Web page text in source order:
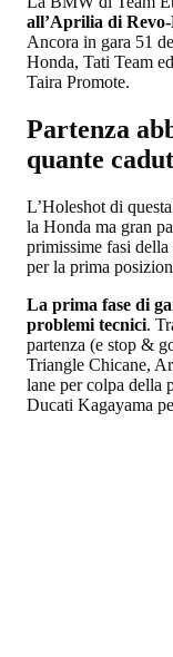
all’Aprilia di
Ancora in gara 51
Honda, Tati Team
Taira Promote.
Partenza
quante
L’Holeshot di
la Honda ma gran
primissime fasi
per la prima
La prima fase di
problemi tecnici.
partenza (e stop &
Triangle Chicane,
lane per colpa della
Ducati Kagayama